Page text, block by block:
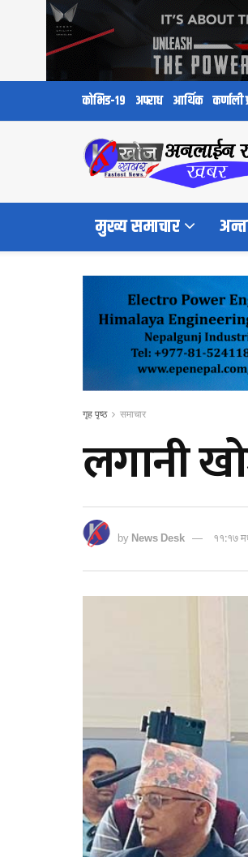
कोभिड-१९ अपराध आर्थिक कर्णाली
मुख्य समाचार
गृह पृष्ठ समाचार
लगानी
byNews Desk ११:१७